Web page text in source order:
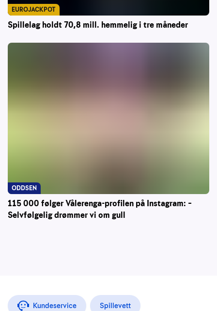
Spillelag holdt 70,8 mill. hemmelig i tre måneder
EUROJACKPOT
115 000 følger Vålerenga-profilen på Instagram: –
Selvfølgelig drømmer vi om gull
ODDSEN
Kundeservice Spillevett